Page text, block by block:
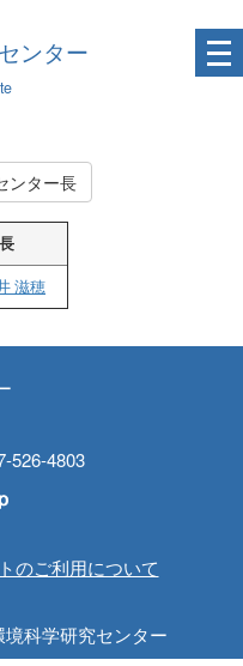
ンター
ンター長
滋穂
526-4803
のご利用について
科学研究センター